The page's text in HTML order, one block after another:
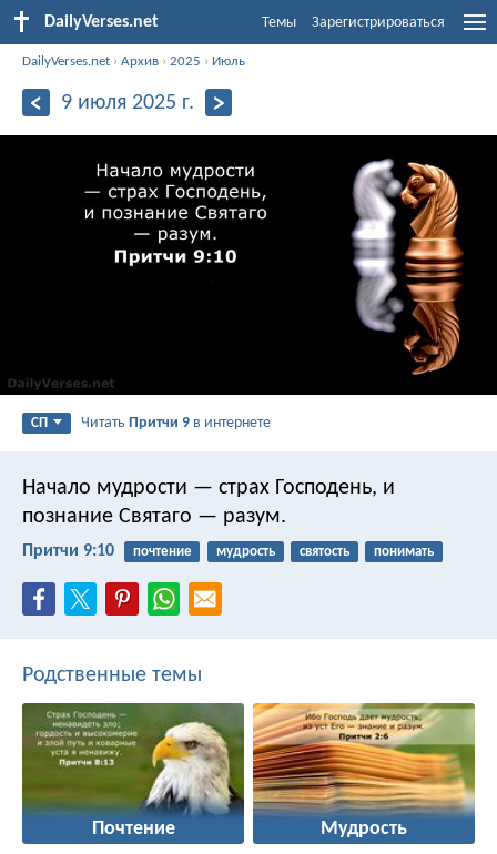
DailyVerses.net Темы Зарегистрироваться
DailyVerses.net ›Архив ›2025 › Июль
9 июля 2025 г.
СП ЧитатьПритчи 9 в интернете
Начало мудрости — страх Господень, и
познание Святаго — разум.
Притчи 9:10 почтение мудрость святость понимать
Родственные темы
Почтение Мудрость